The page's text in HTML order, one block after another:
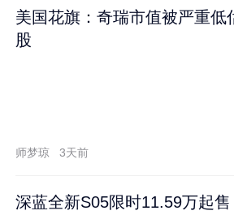
美国花旗：奇瑞市值被严重低
股
师梦琼 3天前
深蓝全新S05限时11.59万起